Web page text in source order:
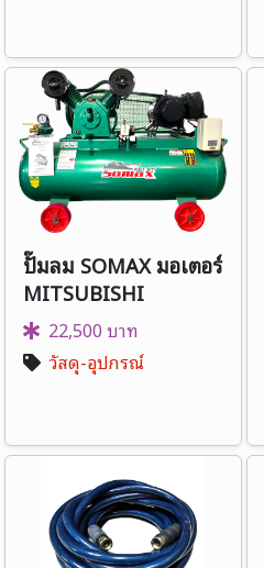
ปั๊มลม SOMAX มอเตอร์
MITSUBISHI
22,500 บาท
วัสดุ-อุปกรณ์